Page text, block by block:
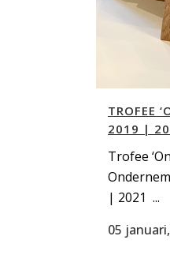
TROFEE
2019 |
Trofee
| 2021 ...
05